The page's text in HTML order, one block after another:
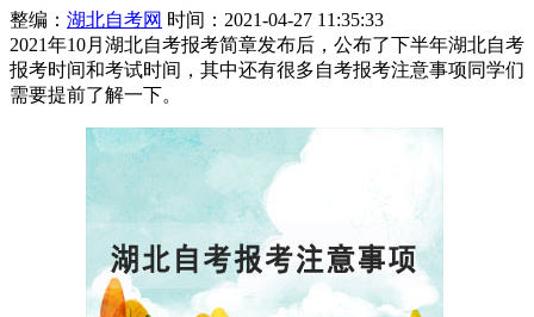
整编： 湖北自考网 时间：2021-04-27 11:35:33
2021年10月湖北自考报考简章发布后，公布了下半年湖北自考
报考时间和考试时间，其中还有很多自考报考注意事项同学们
需要提前了解一下。